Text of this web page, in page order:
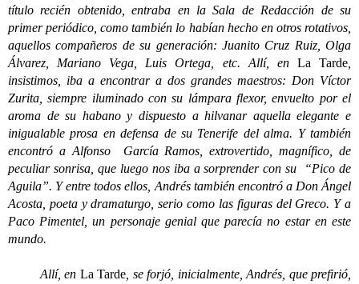
título recién obtenido, entraba en la Sala de Redacción de su
primer periódico, como también lo habían hecho en otros rotativos,
aquellos compañeros de su generación: Juanito Cruz Ruiz, Olga
Álvarez, Mariano Vega, Luis Ortega, etc. Allí, en La Tarde
insistimos, iba a encontrar a dos grandes maestros: Don Víctor
Zurita, siempre iluminado con su lámpara flexor, envuelto por el
aroma de su habano y dispuesto a hilvanar aquella elegante e
inigualable prosa en defensa de su Tenerife del alma. Y también
encontró a Alfonso García Ramos, extrovertido, magnífico, de
peculiar sonrisa, que luego nos iba a sorprender con su “Pico de
Aguila”. Y entre todos ellos, Andrés también encontró a Don Ángel
Acosta, poeta y dramaturgo, serio como las figuras del Greco. Y a
Paco Pimentel, un personaje genial que parecía no estar en este
mundo.
Allí, en La Tarde , se forjó, inicialmente, Andrés, que prefirió,